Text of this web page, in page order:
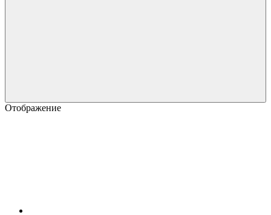
Отображение